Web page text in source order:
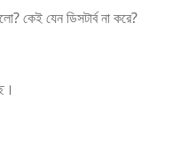
কেই যেন ডিসটার্ব না করে?